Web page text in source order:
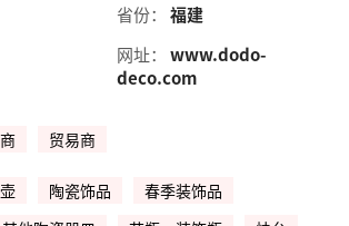
省份：
福建
网址：
www.dodo-
deco.com
贸易商
陶瓷饰品
春季装饰品